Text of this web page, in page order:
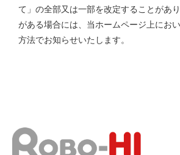
て」の全部又は一部を改定することがあ
がある場合には、当ホームページ上にお
方法でお知らせいたします。